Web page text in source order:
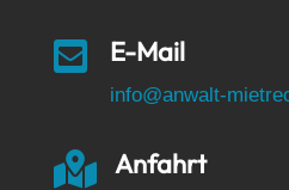
 E-Mail
info@anwalt-
 Anfahrt